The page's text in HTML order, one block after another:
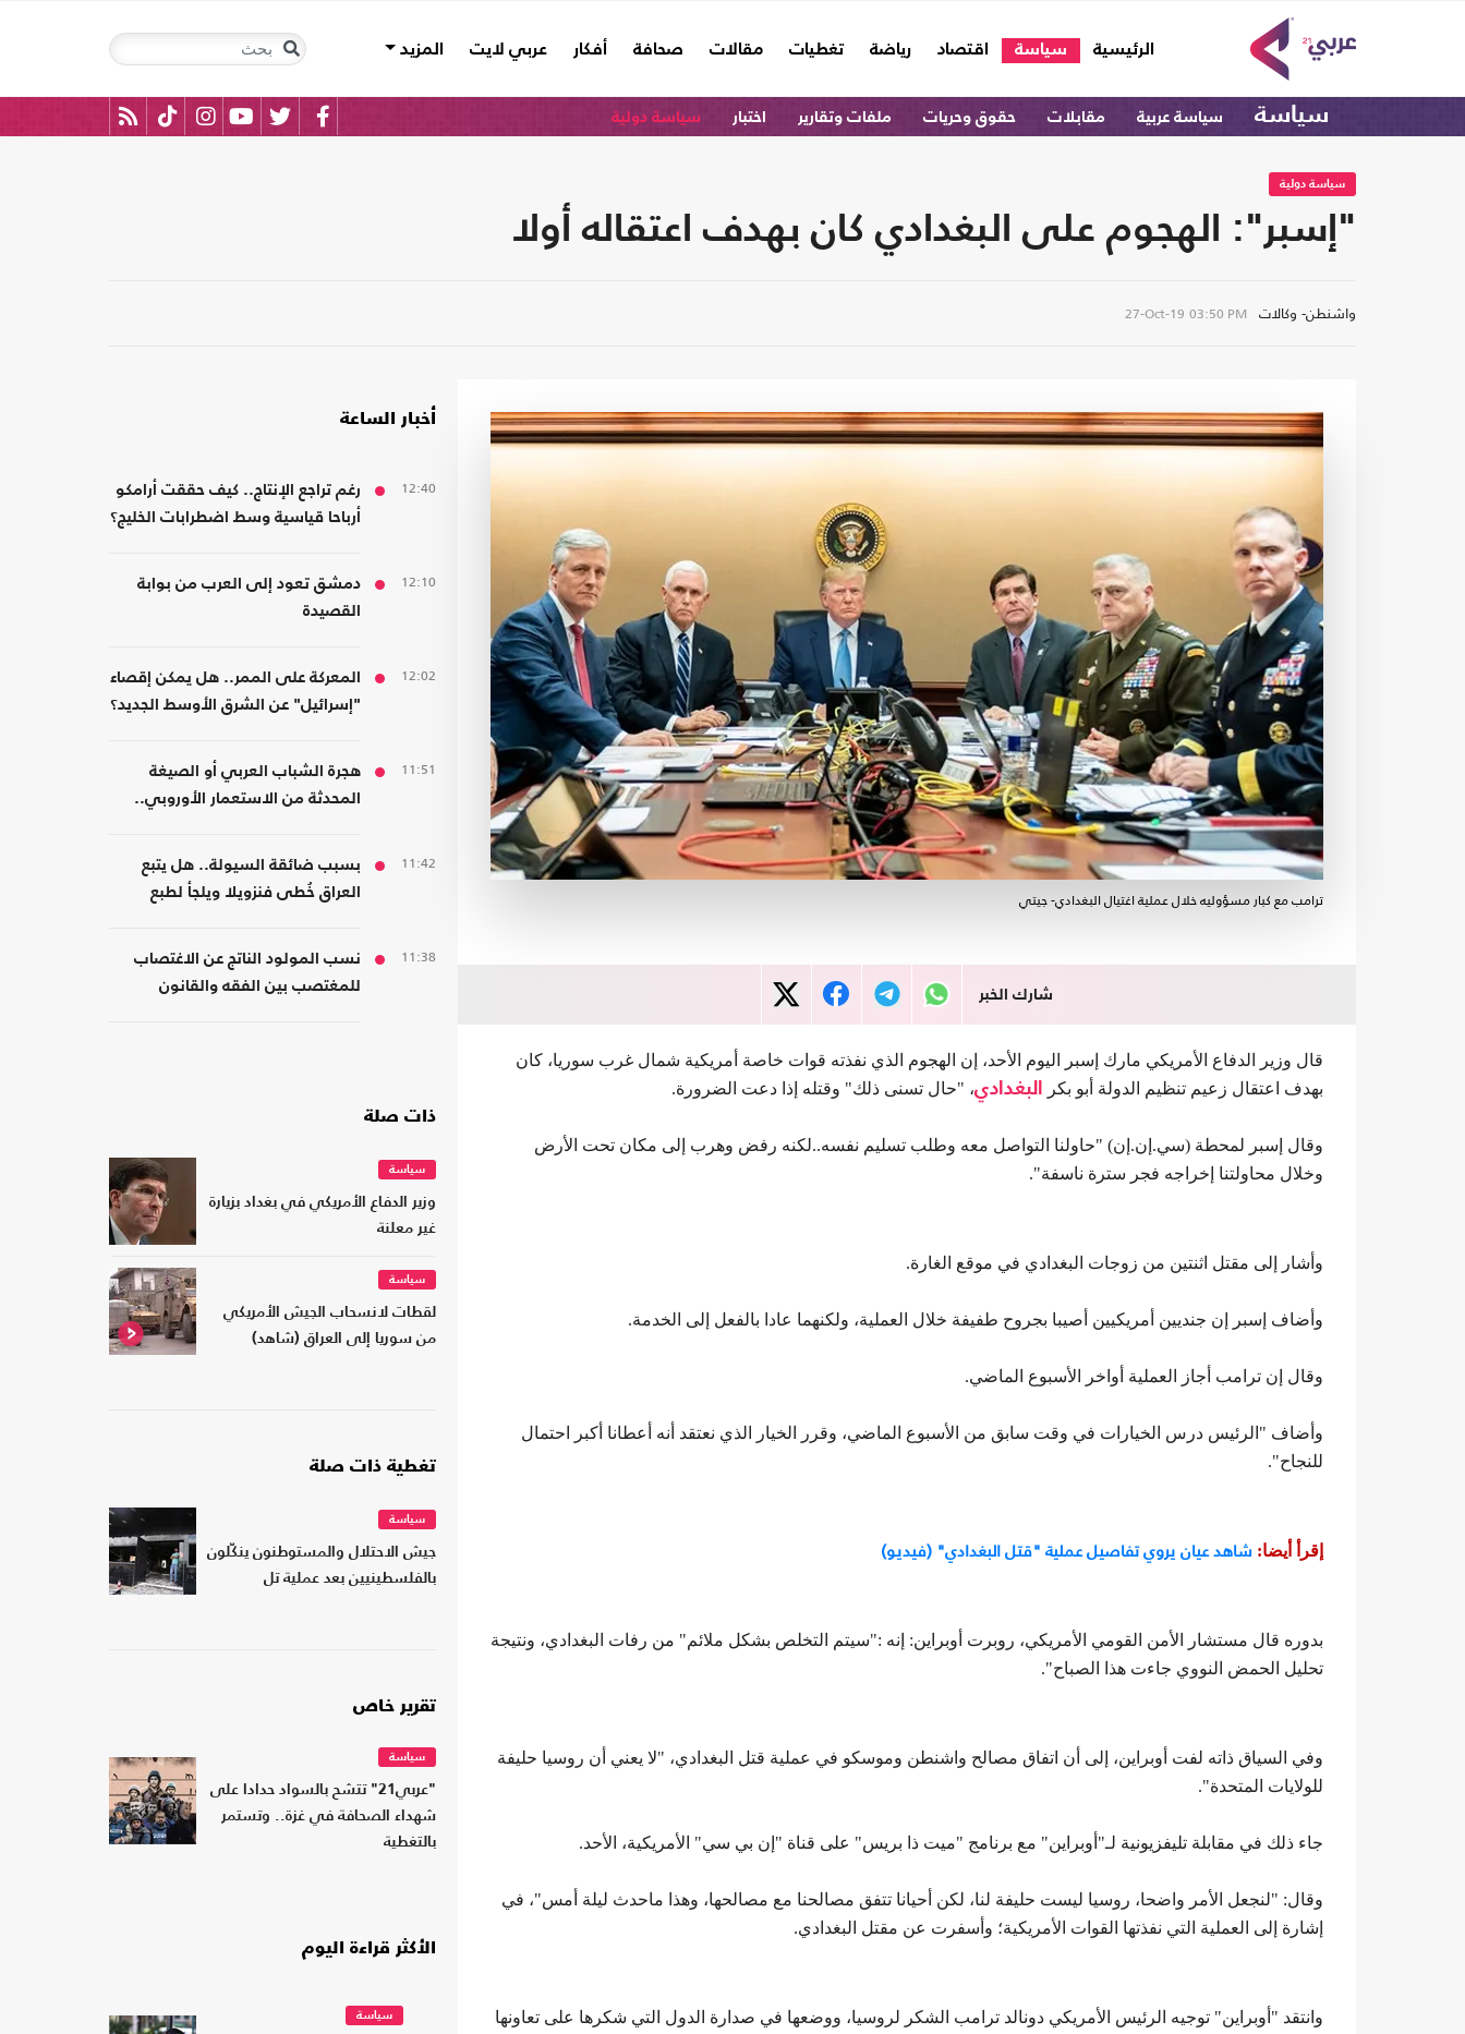
الرئيسية
(current) سياسة اقتصاد رياضة تغطيات مقالات صحافة أفكار عربي لايت المزيد
سياسة سياسة عربية مقابلات حقوق وحريات ملفات وتقارير اختبار سياسة دولية
سياسة دولية
"إسبر": الهجوم على البغدادي كان بهدف اعتقاله أولا
واشنطن- وكالات 27-Oct-19 03:50 PM
ترامب مع كبار مسؤوليه خلال عملية اغتيال البغدادي- جيتي
شارك الخبر
قال وزير الدفاع الأمريكي مارك إسبر اليوم الأحد، إن الهجوم الذي نفذته قوات خاصة أمريكية شمال غرب سوريا، كان
بهدف اعتقال زعيم تنظيم الدولة أبو بكر
البغدادي، "حال تسنى ذلك" وقتله إذا دعت الضرورة.
وقال إسبر لمحطة (سي.إن.إن) "حاولنا التواصل معه وطلب تسليم نفسه..لكنه رفض وهرب إلى مكان تحت الأرض
وخلال محاولتنا إخراجه فجر سترة ناسفة".
وأشار إلى مقتل اثنتين من زوجات البغدادي في موقع الغارة.
وأضاف إسبر إن جنديين أمريكيين أصيبا بجروح طفيفة خلال العملية، ولكنهما عادا بالفعل إلى الخدمة.
وقال إن ترامب أجاز العملية أواخر الأسبوع الماضي.
وأضاف "الرئيس درس الخيارات في وقت سابق من الأسبوع الماضي، وقرر الخيار الذي نعتقد أنه أعطانا أكبر احتمال
للنجاح".
إقرأ أيضا: شاهد عيان يروي تفاصيل عملية "قتل البغدادي" (فيديو)
بدوره قال مستشار الأمن القومي الأمريكي، روبرت أوبراين: إنه :"سيتم التخلص بشكل ملائم" من رفات البغدادي، ونتيجة
تحليل الحمض النووي جاءت هذا الصباح".
وفي السياق ذاته لفت أوبراين، إلى أن اتفاق مصالح واشنطن وموسكو في عملية قتل البغدادي، "لا يعني أن روسيا حليفة
للولايات المتحدة".
جاء ذلك في مقابلة تليفزيونية لـ"أوبراين" مع برنامج "ميت ذا بريس" على قناة "إن بي سي" الأمريكية، الأحد.
وقال: "لنجعل الأمر واضحا، روسيا ليست حليفة لنا، لكن أحيانا تتفق مصالحنا مع مصالحها، وهذا ماحدث ليلة أمس"، في
إشارة إلى العملية التي نفذتها القوات الأمريكية؛ وأسفرت عن مقتل البغدادي.
وانتقد "أوبراين" توجيه الرئيس الأمريكي دونالد ترامب الشكر لروسيا، ووضعها في صدارة الدول التي شكرها على تعاونها
أخبار الساعة
12:40
رغم تراجع الإنتاج.. كيف حققت أرامكو
أرباحا قياسية وسط اضطرابات الخليج؟
12:10
دمشق تعود إلى العرب من بوابة
القصيدة
12:02
المعركة على الممر.. هل يمكن إقصاء
"إسرائيل" عن الشرق الأوسط الجديد؟
11:51
هجرة الشباب العربي أو الصيغة
المحدثة من الاستعمار الأوروبي..
11:42
بسبب ضائقة السيولة.. هل يتبع
العراق خُطى فنزويلا ويلجأ لطبع
11:38
نسب المولود الناتج عن الاغتصاب
للمغتصب بين الفقه والقانون
ذات صلة
سياسة
وزير الدفاع الأمريكي في بغداد بزيارة
غير معلنة
سياسة
لقطات لانسحاب الجيش الأمريكي
من سوريا إلى العراق (شاهد)
تغطية ذات صلة
سياسة
جيش الاحتلال والمستوطنون ينكّلون
بالفلسطينيين بعد عملية تل
تقرير خاص
سياسة
"عربي21" تتشح بالسواد حدادا على
شهداء الصحافة في غزة.. وتستمر
بالتغطية
الأكثر قراءة اليوم
سياسة